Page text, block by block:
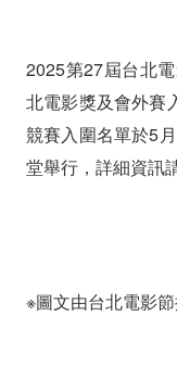
2025第27屆台北
北電影獎及會外賽
競賽入圍名單於5
堂舉行，詳細資訊
※圖文由台北電影